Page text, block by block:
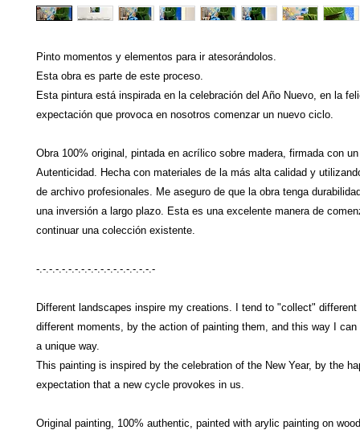
Pinto momentos y elementos para ir atesorándolos.
Esta obra es parte de este proceso.
Esta pintura está inspirada en la celebración del Año Nuevo, en la
expectación que provoca en nosotros comenzar un nuevo ciclo.
Obra 100% original, pintada en acrílico sobre madera, firmada con
Autenticidad. Hecha con materiales de la más alta calidad y
de archivo profesionales. Me aseguro de que la obra tenga
una inversión a largo plazo. Esta es una excelente manera de
continuar una colección existente.
-.-.-.-.-.-.-.-.-.-.-.-.-.-.-.-.-.-.-
Different landscapes inspire my creations. I tend to "collect" different
different moments, by the action of painting them, and this way I can
a unique way.
This painting is inspired by the celebration of the New Year, by the
expectation that a new cycle provokes in us.
Original painting, 100% authentic, painted with arylic painting on